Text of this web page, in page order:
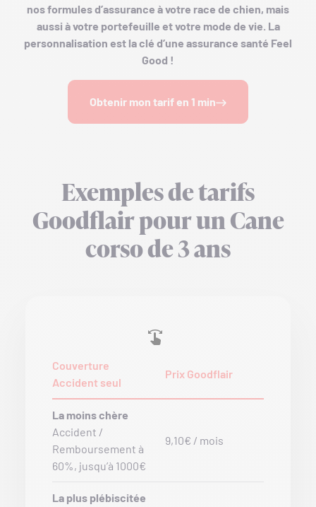
nos formules d’assurance à votre race de chien, mais
aussi à votre portefeuille et votre mode de vie. La
personnalisation est la clé d’une assurance santé Feel
Good !
Obtenir mon tarif en 1 min
Exemples de tarifs
Goodflair pour un Cane
corso de 3 ans
Couverture
Accident seul
Prix Goodflair
La moins chère
Accident /
Remboursement à
60%, jusqu’à 1000€
9,10€ / mois
La plus plébiscitée